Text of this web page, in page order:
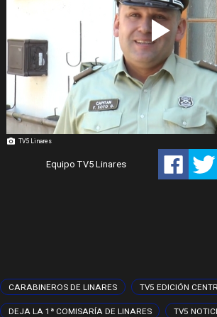
TV5 Linares
Equipo TV5 Linares
CARABINEROS DE LINARES TV5 EDICIÓN
DEJA LA 1ª COMISARÍA DE LINARES TV5